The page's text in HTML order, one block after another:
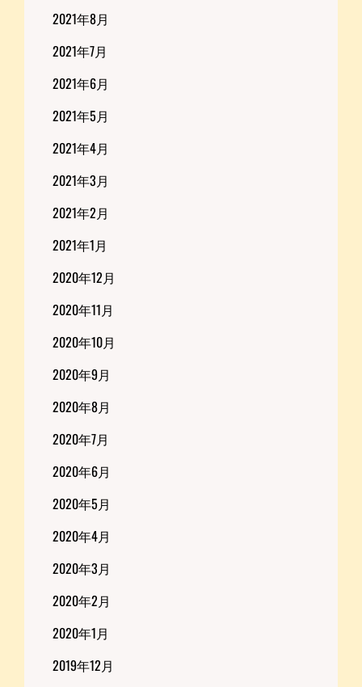
2021年8月
2021年7月
2021年6月
2021年5月
2021年4月
2021年3月
2021年2月
2021年1月
2020年12月
2020年11月
2020年10月
2020年9月
2020年8月
2020年7月
2020年6月
2020年5月
2020年4月
2020年3月
2020年2月
2020年1月
2019年12月